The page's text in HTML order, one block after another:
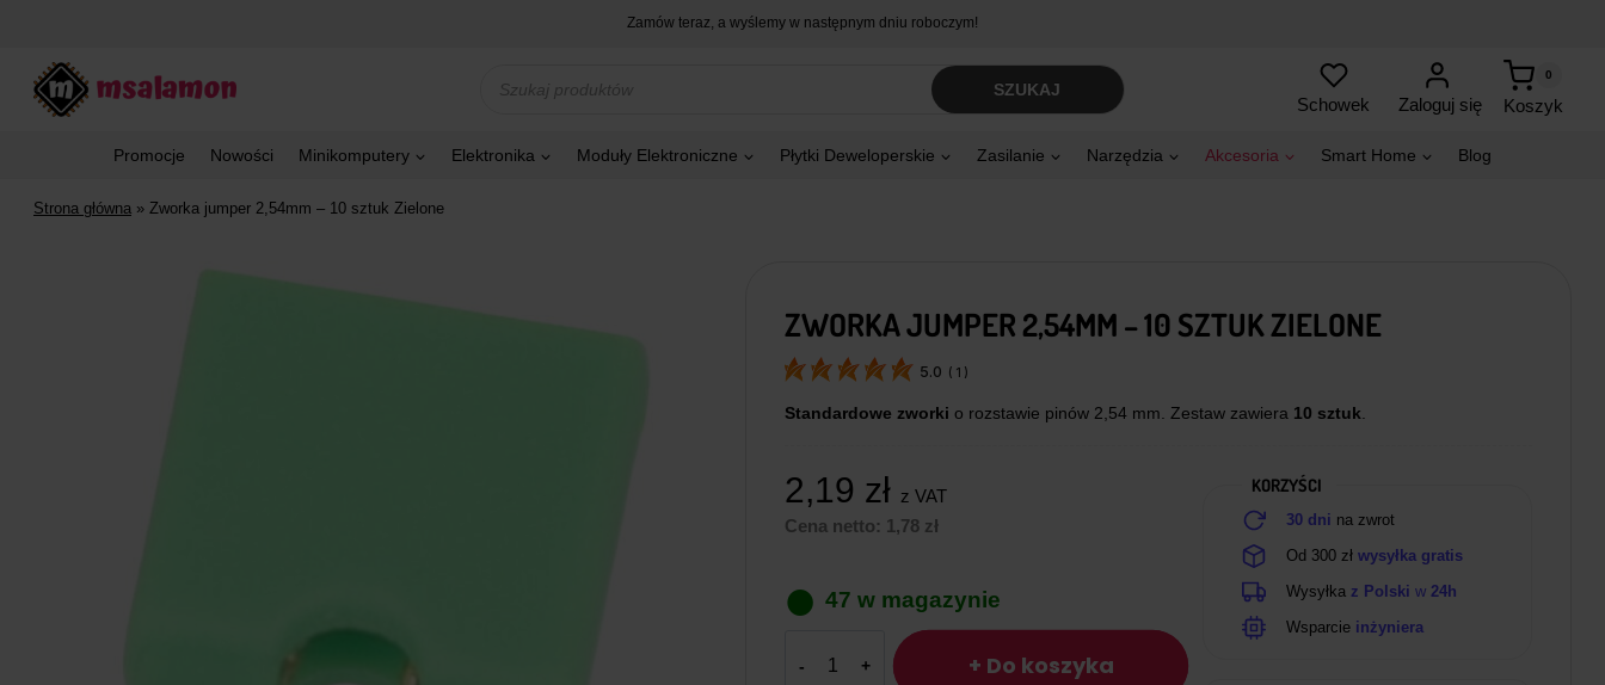
Zamów teraz, a wyślemy w następnym dniu roboczym!
produktów
SZUKAJ
Schowek Zaloguj się Koszyk
0
Promocje Nowości Minikomputery Elektronika Moduły Elektroniczne Płytki Deweloperskie Zasilanie Narzędzia Akcesoria Smart Home Blog
Strona główna » Zworka jumper 2,54mm – 10 sztuk Zielone
ZWORKA JUMPER 2,54MM – 10 SZTUK ZIELONE
5.0 ( 1 )
Standardowe zworki o rozstawie pinów 2,54 mm. Zestaw zawiera 10 sztuk
2,19 zł z VAT
Cena netto: 1,78 zł
47 w magazynie
Zworka
+ Do koszyka
KORZYŚCI
30 dni na zwrot
Od 300 złwysyłka gratis
Wysyłka z Polskiw24h
Wsparcie inżyniera